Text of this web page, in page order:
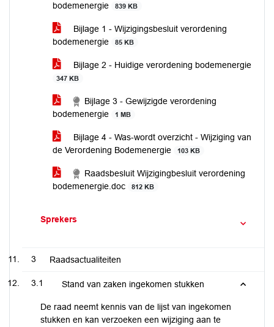
bodemenergie
839 KB
Bijlage 1 - Wijzigingsbesluit verordening
bodemenergie
85 KB
Bijlage 2 - Huidige verordening bodemenergie
347 KB
Bijlage 3 - Gewijzigde verordening
bodemenergie
1 MB
Bijlage 4 - Was-wordt overzicht - Wijziging van
de Verordening Bodemenergie
103 KB
Raadsbesluit Wijzigingbesluit verordening
bodemenergie.doc
812 KB
Sprekers
3 Raadsactualiteiten
3.1 Stand van zaken ingekomen stukken
De raad neemt kennis van de lijst van ingekomen
stukken en kan verzoeken een wijziging aan te